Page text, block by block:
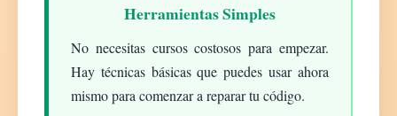
Herramientas Simples
No necesitas cursos costosos para empezar.
Hay técnicas básicas que puedes usar ahora
mismo para comenzar a reparar tu código.